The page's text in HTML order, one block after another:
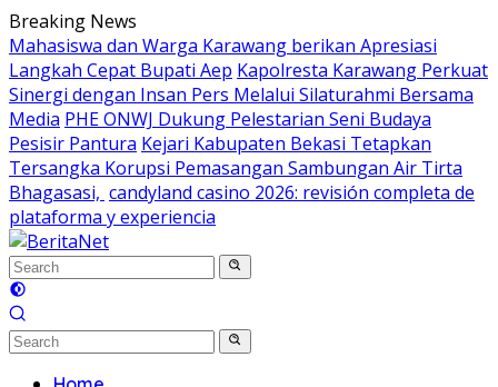
Skip
to
content
Breaking News
Mahasiswa dan Warga Karawang berikan Apresiasi
Langkah Cepat Bupati Aep Kapolresta Karawang Perkuat
Sinergi dengan Insan Pers Melalui Silaturahmi Bersama
Media PHE ONWJ Dukung Pelestarian Seni Budaya
Pesisir Pantura Kejari Kabupaten Bekasi Tetapkan
Tersangka Korupsi Pemasangan Sambungan Air Tirta
Bhagasasi, candyland casino 2026: revisión completa de
plataforma y experiencia